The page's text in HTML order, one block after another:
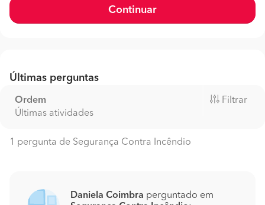
Continuar
Últimas perguntas
Ordem
Últimas atividades
Filtrar
1 pergunta de Segurança Contra Incêndio
Daniela Coimbra perguntado em